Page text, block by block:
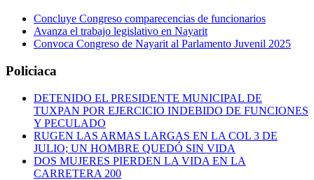
Concluye Congreso comparecencias de funcionarios
Avanza el trabajo legislativo en Nayarit
Convoca Congreso de Nayarit al Parlamento Juvenil 2025
Policiaca
DETENIDO EL PRESIDENTE MUNICIPAL DE
TUXPAN POR EJERCICIO INDEBIDO DE FUNCIONES
Y PECULADO
RUGEN LAS ARMAS LARGAS EN LA COL 3 DE
JULIO; UN HOMBRE QUEDÓ SIN VIDA
DOS MUJERES PIERDEN LA VIDA EN LA
CARRETERA 200